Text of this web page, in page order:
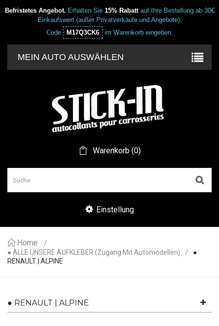
Befristetes Angebot. Erhalten Sie 15% Rabattauf Ihre Bestellung ab 30€
Einkaufswert (außer Privatverkäufe und Angebote).
Code
M17Q3CK6 im Warenkorb eingeben.
MEIN AUTO AUSWÄHLEN
Warenkorb(0)
Einstellung
Home
● ALLE UNSERE AUFKLEBER (Zugang Mit Automodellen)
●
RENAULT | ALPINE
● RENAULT | ALPINE